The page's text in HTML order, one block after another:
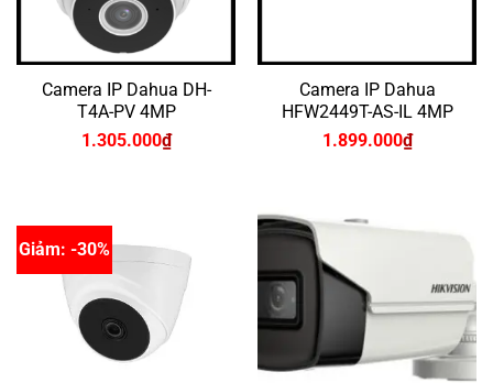
Camera IP Dahua DH-
T4A-PV 4MP
1.305.000₫
Camera IP Dahua
HFW2449T-AS-IL 4MP
1.899.000₫
Giảm: -30%